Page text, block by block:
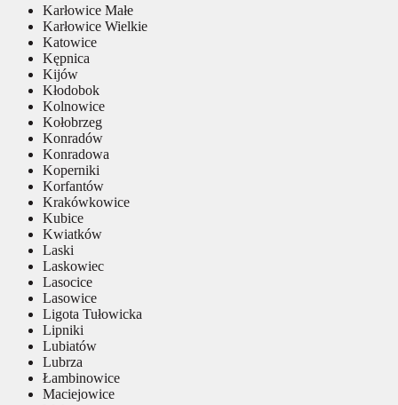
Karłowice Małe
Karłowice Wielkie
Katowice
Kępnica
Kijów
Kłodobok
Kolnowice
Kołobrzeg
Konradów
Konradowa
Koperniki
Korfantów
Krakówkowice
Kubice
Kwiatków
Laski
Laskowiec
Lasocice
Lasowice
Ligota Tułowicka
Lipniki
Lubiatów
Lubrza
Łambinowice
Maciejowice